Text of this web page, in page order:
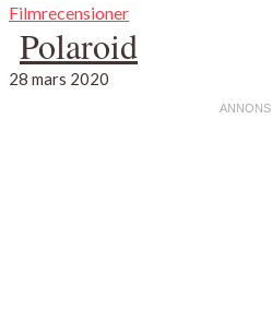
Filmrecensioner
Polaroid
28 mars 2020